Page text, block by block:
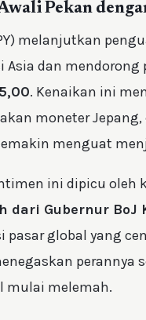
Pekan
melanjutkan
Asia dan
. Kenaikan ini
moneter
menguat
ini dipicu
dari Gubernur BoJ
pasar global yang
perannya
mulai melemah.